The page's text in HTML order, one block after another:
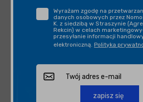
Wyrażam zgodę na
danych osobowych przez
K. z siedzibą w Straszynie
Rekcin) w celach
przesyłanie informacji
elektroniczną. Polityka
zapisz się